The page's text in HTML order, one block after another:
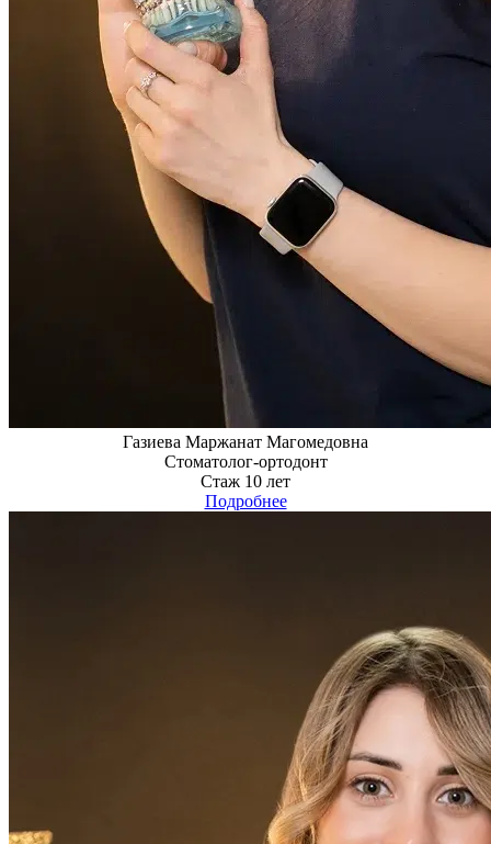
Газиева Маржанат Магомедовна
Стоматолог-ортодонт
Стаж 10 лет
Подробнее